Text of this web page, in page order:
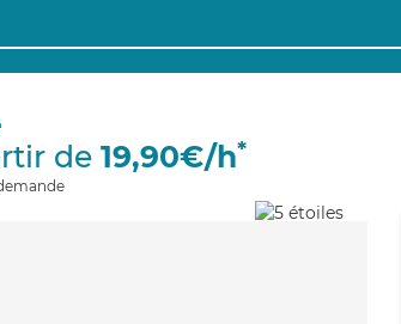
de 19,90€/h*